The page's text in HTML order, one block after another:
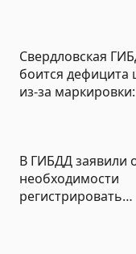
Свердловская
боится дефицита
из-за маркировки:
В ГИБДД заявили
необходимости
регистрировать